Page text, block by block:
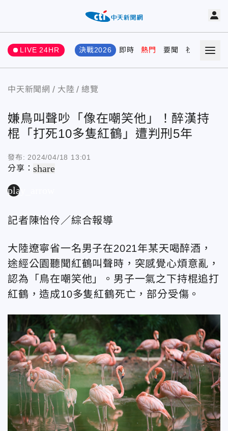
LIVE 24HR 決戰2026 即時 熱門 要聞 社會 娛樂
中天新聞網 大陸 總覽
嫌鳥叫聲吵「像在嘲笑他」！醉漢持
棍「打死10多隻紅鶴」遭判刑5年
發布: 2024/04/18 13:01
分享：share
play_arrow
記者陳怡伶／綜合報導
大陸遼寧省一名男子在2021年某天喝醉酒，
途經公園聽聞紅鶴叫聲時，突感覺心煩意亂，
認為「鳥在嘲笑他」。男子一氣之下持棍追打
紅鶴，造成10多隻紅鶴死亡，部分受傷。